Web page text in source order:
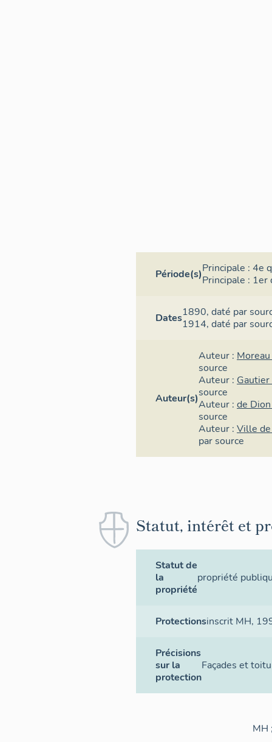
Période(s)Principale : 4e
Principale : 1er
Dates1890, daté par
1914, daté par
Auteur(s)
Auteur :
source
Auteur :
source
Auteur : de
source
Auteur : Ville
par source
Statut, intérêt et
Statut de
la
propriété
propriété
Protectionsinscrit MH,
Précisions
sur la
protection
Façades et